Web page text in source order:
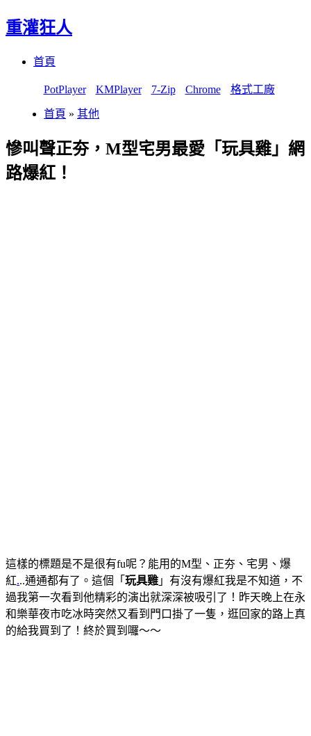
重灌狂人
首頁
PotPlayer KMPlayer 7-Zip Chrome 格式工廠
首頁 » 其他
慘叫聲正夯，M型宅男最愛「玩具雞」網
路爆紅！
這樣的標題是不是很有fu呢？能用的M型、正夯、宅男、爆
紅...通通都有了。這個「 玩具雞 」有沒有爆紅我是不知道，不
過我第一次看到他精彩的演出就深深被吸引了！昨天晚上在永
和樂華夜市吃冰時突然又看到門口掛了一隻，逛回家的路上真
的給我買到了！終於買到囉～～